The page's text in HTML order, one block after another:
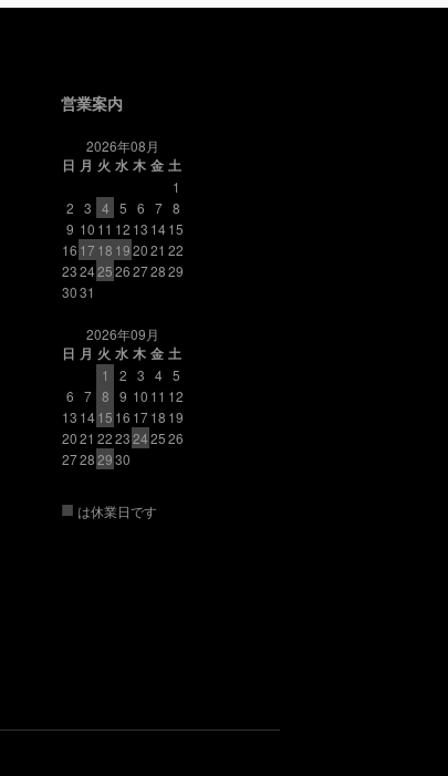
営業案内
2026年08月
日 月 火 水 木 金 土
1
2 3 4 5 6 7 8
9 10 11 12 13 1415
16 17 18 192021 22
23242526272829
3031
2026年09月
日 月 火 水 木 金 土
1
2 3 4 5
6 7 8 9 10 11 12
13 1415 16 1718 19
2021 2223242526
27282930
■ は休業日です